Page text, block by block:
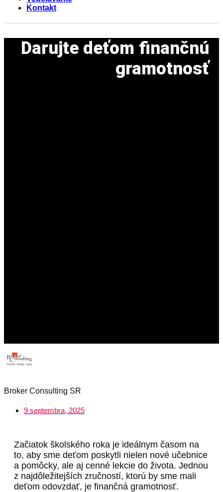
Kontakt
Darujte deťom finančnú
gramotnosť
Broker Consulting SR
9 septembra, 2025
Začiatok školského roka je ideálnym časom na
to, aby sme deťom poskytli nielen nové učebnice
a pomôcky, ale aj cenné lekcie do života. Jednou
z najdôležitejších zručností, ktorú by sme mali
deťom odovzdať, je finančná gramotnosť.